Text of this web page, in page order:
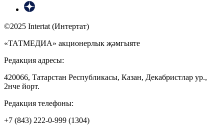
©2025 Intertat (Интертат)
«ТАТМЕДИА» акционерлык җәмгыяте
Редакция адресы:
420066, Татарстан Республикасы, Казан, Декабристлар ур.,
2нче йорт.
Редакция телефоны:
+7 (843) 222-0-999 (1304)